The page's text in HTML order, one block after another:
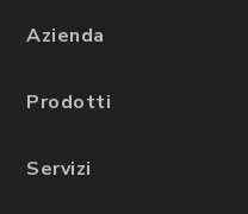
Azienda
Prodotti
Servizi